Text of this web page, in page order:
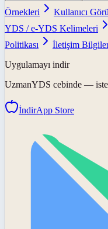
Örnekleri
Kullanıcı
YDS / e-YDS Kelimeleri
Politikası
İletişim
Uygulamayı indir
UzmanYDS cebinde —
İndirApp Store